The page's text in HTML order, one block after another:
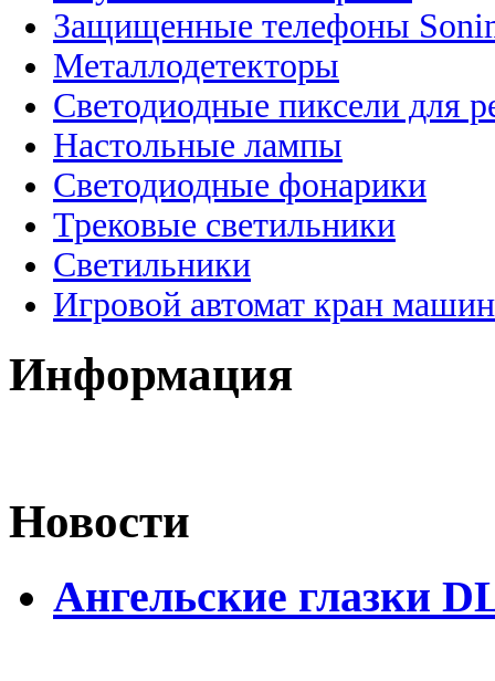
Защищенные телефоны
Металлодетекторы
Светодиодные пиксели для
Настольные лампы
Светодиодные фонарики
Трековые светильники
Светильники
Игровой автомат кран
Информация
Новости
Ангельские глазки